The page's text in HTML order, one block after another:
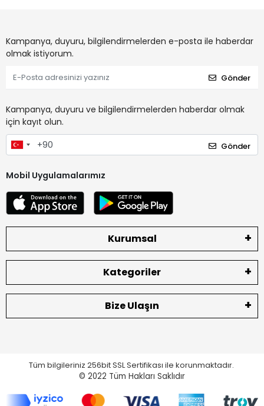
Kampanya, duyuru, bilgilendirmelerden e-posta ile haberdar
olmak istiyorum.
Gönder
Kampanya, duyuru ve bilgilendirmelerden haberdar olmak
için kayıt olun.
Gönder
Mobil Uygulamalarımız
Kurumsal
Kategoriler
Bize Ulaşın
Tüm bilgileriniz 256bit SSL Sertifikası ile korunmaktadır.
© 2022 Tüm Hakları Saklıdır